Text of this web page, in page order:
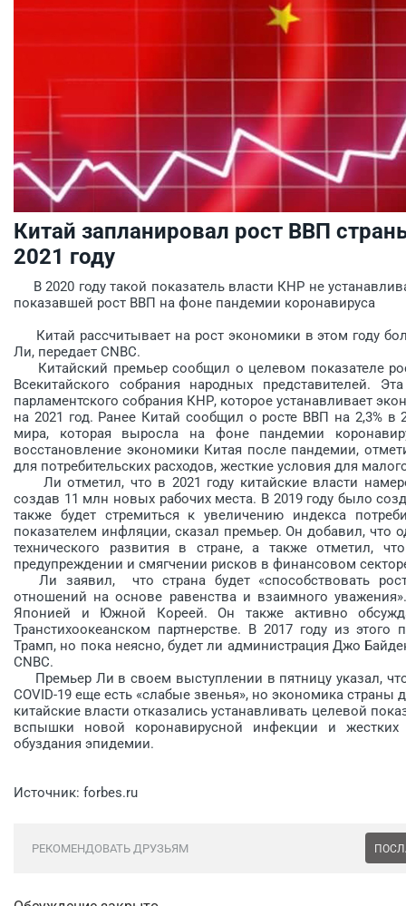
Китай запланировал рост ВВП
2021 году
В 2020 году такой показатель власти КНР не
показавшей рост ВВП на фоне пандемии коронавируса
Китай рассчитывает на рост экономики в этом году
Ли, передает CNBC.
Китайский премьер сообщил о целевом показателе
Всекитайского собрания народных представителей.
парламентского собрания КНР, которое устанавливает
на 2021 год. Ранее Китай сообщил о росте ВВП на 2,3%
мира, которая выросла на фоне пандемии
восстановление экономики Китая после пандемии,
для потребительских расходов, жесткие условия для
Ли отметил, что в 2021 году китайские власти
создав 11 млн новых рабочих места. В 2019 году было
также будет стремиться к увеличению индекса
показателем инфляции, сказал премьер. Он добавил, что
технического развития в стране, а также отметил,
предупреждении и смягчении рисков в финансовом
Ли заявил, что страна будет «способствовать
отношений на основе равенства и взаимного
Японией и Южной Кореей. Он также активно
Транстихоокеанском партнерстве. В 2017 году из
Трамп, но пока неясно, будет ли администрация Джо
CNBC.
Премьер Ли в своем выступлении в пятницу указал,
COVID-19 еще есть «слабые звенья», но экономика
китайские власти отказались устанавливать целевой
вспышки новой коронавирусной инфекции и жестких
обуздания эпидемии.
Источник: forbes.ru
РЕКОМЕНДОВАТЬ ДРУЗЬЯМ